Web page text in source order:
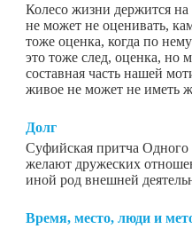
Колесо жизни держится
не может не оценивать,
тоже оценка, когда по
это тоже след, оценка, но
составная часть нашей
живое не может не иметь
Долг
Суфийская притча
желают дружеских
иной род внешней
Время, место, люди и